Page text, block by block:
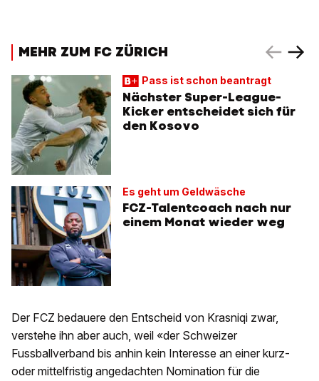
MEHR ZUM FC ZÜRICH
Pass ist schon beantragt
Nächster Super-League-
Kicker entscheidet sich für
den Kosovo
Es geht um Geldwäsche
FCZ-Talentcoach nach nur
einem Monat wieder weg
Der FCZ bedauere den Entscheid von Krasniqi zwar,
verstehe ihn aber auch, weil «der Schweizer
Fussballverband bis anhin kein Interesse an einer kurz-
oder mittelfristig angedachten Nomination für die